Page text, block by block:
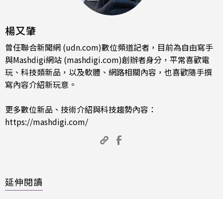
楊又肇
曾任聯合新聞網 (udn.com)數位頻道記者，目前為自由寫手
與Mashdigi網站 (mashdigi.com)創辦者身分，平常喜歡電
玩、科技類新品，以及軟體、網路相關內容，也喜歡隨手撰
寫內容介紹新玩意。
更多數位新品、技術介紹與科技趨勢內容：
https://mashdigi.com/
延伸閱讀